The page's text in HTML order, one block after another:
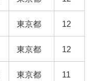
東京都 12
東京都 12
東京都 11